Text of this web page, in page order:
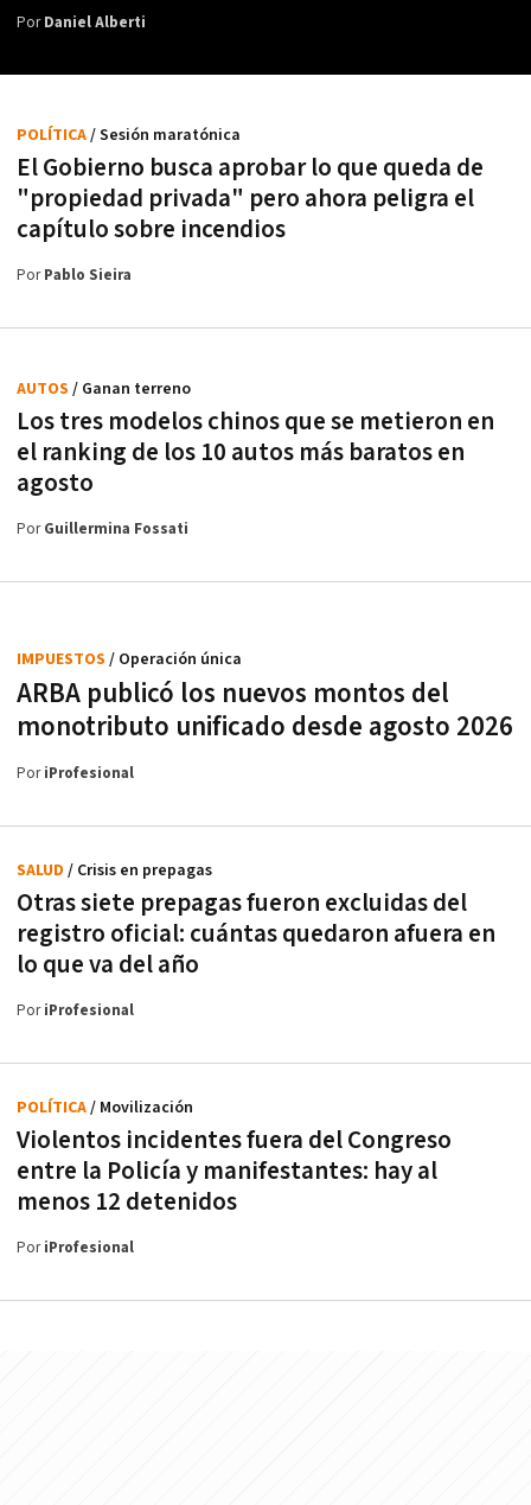
PorDaniel Alberti
El Gobierno busca aprobar lo que queda de
"propiedad privada" pero ahora peligra el
capítulo sobre incendios
POLÍTICA/ Sesión maratónica
PorPablo Sieira
Los tres modelos chinos que se metieron en
el ranking de los 10 autos más baratos en
agosto
AUTOS / Ganan terreno
PorGuillermina Fossati
ARBA publicó los nuevos montos del
monotributo unificado desde agosto 2026
IMPUESTOS / Operación única
PoriProfesional
Otras siete prepagas fueron excluidas del
registro oficial: cuántas quedaron afuera en
lo que va del año
SALUD / Crisis en prepagas
PoriProfesional
Violentos incidentes fuera del Congreso
entre la Policía y manifestantes: hay al
menos 12 detenidos
POLÍTICA/ Movilización
PoriProfesional